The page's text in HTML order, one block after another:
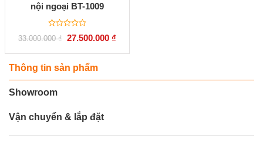
nội ngoại BT-1009
Được
xếp
5
sao
33.000.000₫ Giá
là:
27.500.000 ₫
tại
Thông tin sản phẩm
Showroom
Vận chuyển & lắp đặt